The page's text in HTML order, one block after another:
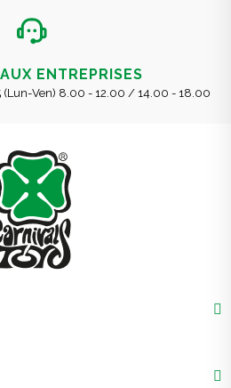
ENTREPRISES
(Lun-Ven) 8.00 - 12.00 / 14.00 - 18.00